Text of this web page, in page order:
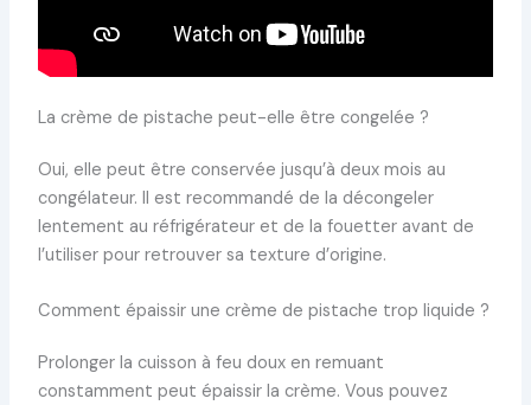
La crème de pistache peut-elle être congelée ?
Oui, elle peut être conservée jusqu’à deux mois au
congélateur. Il est recommandé de la décongeler
lentement au réfrigérateur et de la fouetter avant de
l’utiliser pour retrouver sa texture d’origine.
Comment épaissir une crème de pistache trop liquide ?
Prolonger la cuisson à feu doux en remuant
constamment peut épaissir la crème. Vous pouvez